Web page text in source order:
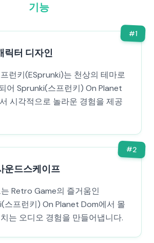
기능
#1
릭터 디자인
런키(ESprunki)는 천상의 테마로
어 Sprunki(스프런키) On Planet
시각적으로 놀라운 경험을 제공
#2
운드스케이프
Retro Game의 즐거움인
스프런키) On Planet Dom에서 몰
는 오디오 경험을 만들어냅니다.